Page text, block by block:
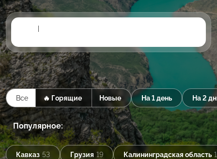
Все 🔥 Горящие Новые На 1 день На 2
Популярное:
Кавказ 53 Грузия 19 Калининградская область